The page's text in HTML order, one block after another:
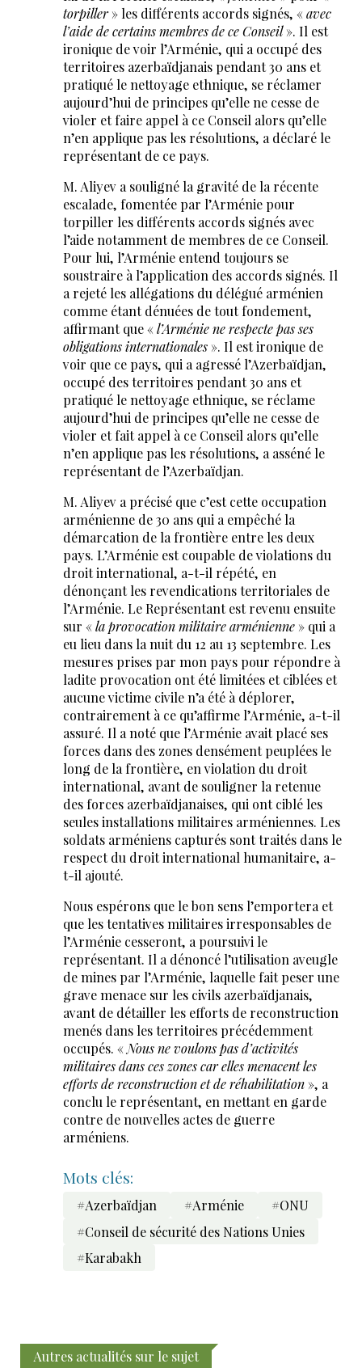
torpiller» les différents accords signés, «avec
l’aide de certains membres de ce Conseil». Il est
ironique de voir l’Arménie, qui a occupé des
territoires azerbaïdjanais pendant 30 ans et
pratiqué le nettoyage ethnique, se réclamer
aujourd’hui de principes qu’elle ne cesse de
violer et faire appel à ce Conseil alors qu’elle
n’en applique pas les résolutions, a déclaré le
représentant de ce pays.
M. Aliyev a souligné la gravité de la récente
escalade, fomentée par l’Arménie pour
torpiller les différents accords signés avec
l’aide notamment de membres de ce Conseil.
Pour lui, l’Arménie entend toujours se
soustraire à l’application des accords signés. Il
a rejeté les allégations du délégué arménien
comme étant dénuées de tout fondement,
affirmant que «l’Arménie ne respecte pas ses
obligations internationales ». Il est ironique de
voir que ce pays, qui a agressé l’Azerbaïdjan,
occupé des territoires pendant 30 ans et
pratiqué le nettoyage ethnique, se réclame
aujourd’hui de principes qu’elle ne cesse de
violer et fait appel à ce Conseil alors qu’elle
n’en applique pas les résolutions, a asséné le
représentant de l’Azerbaïdjan.
M. Aliyev a précisé que c’est cette occupation
arménienne de 30 ans qui a empêché la
démarcation de la frontière entre les deux
pays. L’Arménie est coupable de violations du
droit international, a-t-il répété, en
dénonçant les revendications territoriales de
l’Arménie. Le Représentant est revenu ensuite
sur «la provocation militaire arménienne» qui a
eu lieu dans la nuit du 12 au 13 septembre. Les
mesures prises par mon pays pour répondre à
ladite provocation ont été limitées et ciblées et
aucune victime civile n’a été à déplorer,
contrairement à ce qu’affirme l’Arménie, a-t-il
assuré. Il a noté que l’Arménie avait placé ses
forces dans des zones densément peuplées le
long de la frontière, en violation du droit
international, avant de souligner la retenue
des forces azerbaïdjanaises, qui ont ciblé les
seules installations militaires arméniennes. Les
soldats arméniens capturés sont traités dans le
respect du droit international humanitaire, a-
t-il ajouté.
Nous espérons que le bon sens l’emportera et
que les tentatives militaires irresponsables de
l’Arménie cesseront, a poursuivi le
représentant. Il a dénoncé l’utilisation aveugle
de mines par l’Arménie, laquelle fait peser une
grave menace sur les civils azerbaïdjanais,
avant de détailler les efforts de reconstruction
menés dans les territoires précédemment
occupés. « Nous ne voulons pas d’activités
militaires dans ces zones car elles menacent les
efforts de reconstruction et de réhabilitation», a
conclu le représentant, en mettant en garde
contre de nouvelles actes de guerre
arméniens.
Mots clés:
#Azerbaïdjan #Arménie
#ONU
#Conseil de sécurité des Nations Unies
#Karabakh
Autres actualités sur le sujet